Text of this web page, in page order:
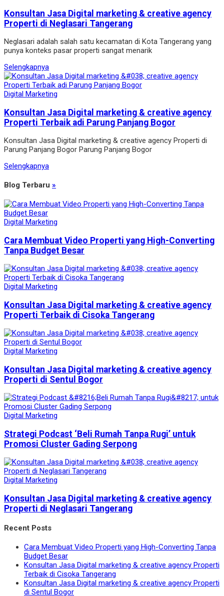
Konsultan Jasa Digital marketing & creative agency
Properti di Neglasari Tangerang
Neglasari adalah salah satu kecamatan di Kota Tangerang yang
punya konteks pasar properti sangat menarik
Selengkapnya
Digital Marketing
Konsultan Jasa Digital marketing & creative agency
Properti Terbaik adi Parung Panjang Bogor
Konsultan Jasa Digital marketing & creative agency Properti di
Parung Panjang Bogor Parung Panjang Bogor
Selengkapnya
Blog Terbaru »
Digital Marketing
Cara Membuat Video Properti yang High-Converting
Tanpa Budget Besar
Digital Marketing
Konsultan Jasa Digital marketing & creative agency
Properti Terbaik di Cisoka Tangerang
Digital Marketing
Konsultan Jasa Digital marketing & creative agency
Properti di Sentul Bogor
Digital Marketing
Strategi Podcast ‘Beli Rumah Tanpa Rugi’ untuk
Promosi Cluster Gading Serpong
Digital Marketing
Konsultan Jasa Digital marketing & creative agency
Properti di Neglasari Tangerang
Recent Posts
Cara Membuat Video Properti yang High-Converting Tanpa
Budget Besar
Konsultan Jasa Digital marketing & creative agency Properti
Terbaik di Cisoka Tangerang
Konsultan Jasa Digital marketing & creative agency Properti
di Sentul Bogor